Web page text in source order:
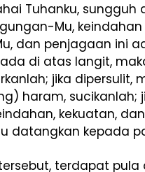
Tuhanku,
Mu,
dan penjagaan ini
di atas langit,
jika
haram, sucikanlah;
kekuatan,
datangkan kepada
terdapat